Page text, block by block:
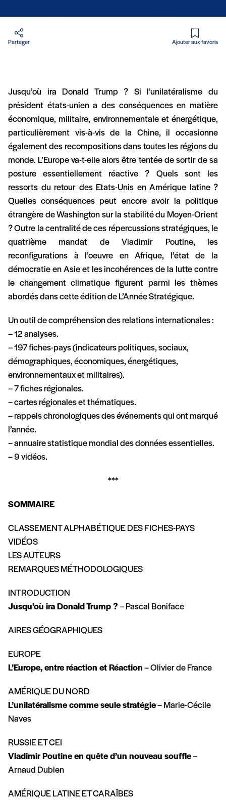
Partager Ajouter aux favoris
Jusqu’où ira Donald Trump ? Si l’unilatéralisme du
président états-unien a des conséquences en matière
économique, militaire, environnementale et énergétique,
particulièrement vis-à-vis de la Chine, il occasionne
également des recompositions dans toutes les régions du
monde. L’Europe va-t-elle alors être tentée de sortir de sa
posture essentiellement réactive ? Quels sont les
ressorts du retour des Etats-Unis en Amérique latine ?
Quelles conséquences peut encore avoir la politique
étrangère de Washington sur la stabilité du Moyen-Orient
? Outre la centralité de ces répercussions stratégiques, le
quatrième mandat de Vladimir Poutine, les
reconfigurations à l’oeuvre en Afrique, l’état de la
démocratie en Asie et les incohérences de la lutte contre
le changement climatique figurent parmi les thèmes
abordés dans cette édition de L’Année Stratégique.
Un outil de compréhension des relations internationales :
– 12 analyses.
– 197 fiches-pays (indicateurs politiques, sociaux,
démographiques, économiques, énergétiques,
environnementaux et militaires).
– 7 fiches régionales.
– cartes régionales et thématiques.
– rappels chronologiques des événements qui ont marqué
l’année.
– annuaire statistique mondial des données essentielles.
– 9 vidéos.
***
SOMMAIRE
CLASSEMENT ALPHABÉTIQUE DES FICHES-PAYS
VIDÉOS
LES AUTEURS
REMARQUES MÉTHODOLOGIQUES
INTRODUCTION
Jusqu’où ira Donald Trump ? – Pascal Boniface
AIRES GÉOGRAPHIQUES
EUROPE
L’Europe, entre réaction et Réaction – Olivier de France
AMÉRIQUE DU NORD
L’unilatéralisme comme seule stratégie– Marie-Cécile
Naves
RUSSIE ET CEI
Vladimir Poutine en quête d’un nouveau souffle–
Arnaud Dubien
AMÉRIQUE LATINE ET CARAÏBES